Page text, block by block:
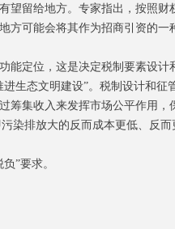
留给地方。专家指出，按照财
方可能会将其作为招商引资的一
定位，这是决定税制要素设计
生态文明建设”。税制设计和征
筹集收入来发挥市场公平作用，
染排放大的反而成本更低、反而
”要求。